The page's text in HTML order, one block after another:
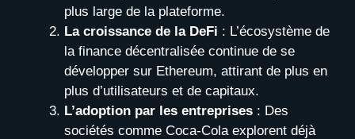
plus large de la plateforme.
La croissance de la DeFi : L’écosystème de
la finance décentralisée continue de se
développer sur Ethereum, attirant de plus en
plus d’utilisateurs et de capitaux.
L’adoption par les entreprises : Des
sociétés comme Coca-Cola explorent déjà